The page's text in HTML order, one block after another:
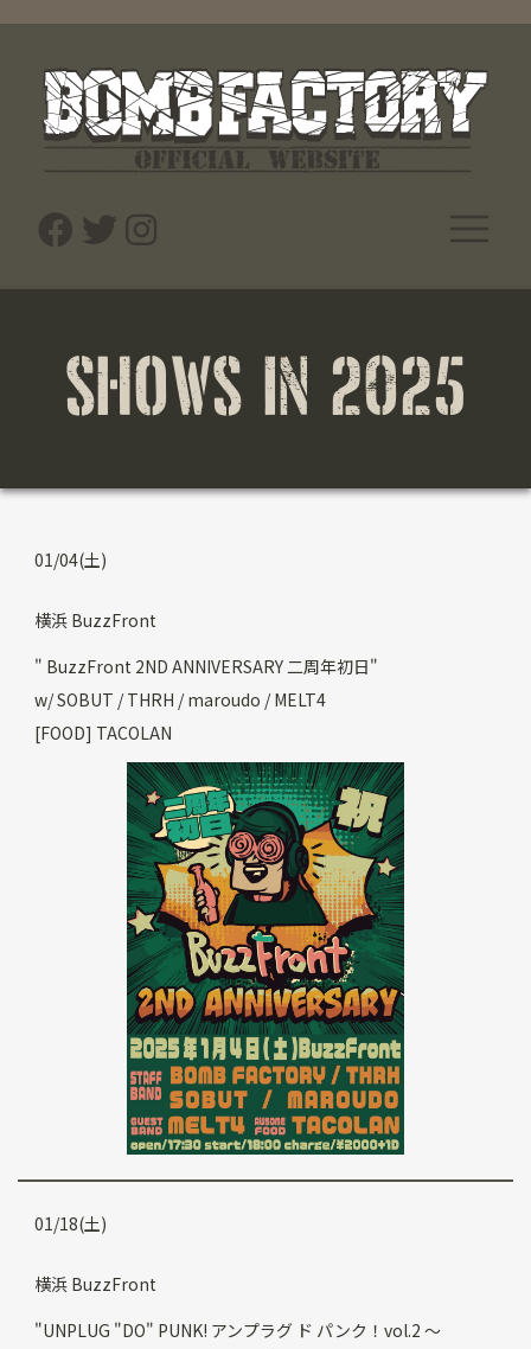
SHOWS IN 2025
01/04(土)
横浜 BuzzFront
" BuzzFront 2ND ANNIVERSARY 二周年初日"
w/ SOBUT / THRH / maroudo / MELT4
[FOOD] TACOLAN
01/18(土)
横浜 BuzzFront
"UNPLUG "DO" PUNK! アンプラグ ド パンク！vol.2 〜